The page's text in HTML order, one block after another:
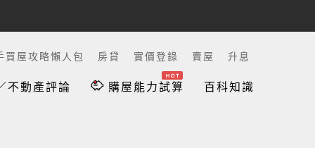
買屋攻略懶人包 房貸 實價登錄 賣屋 升息
不動產評論 購屋能力試算 百科知識